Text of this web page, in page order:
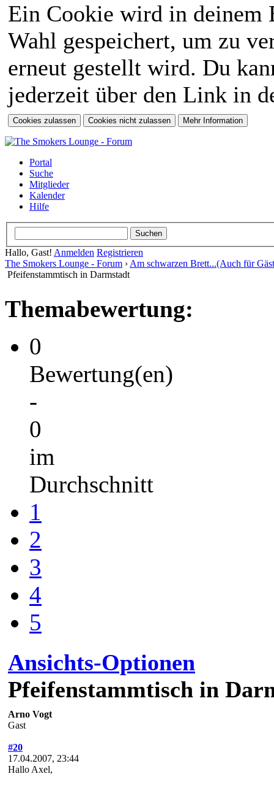
Ein Cookie wird in deinem
Wahl gespeichert, um zu
erneut gestellt wird. Du
jederzeit über den Link in
Portal
Suche
Mitglieder
Kalender
Hilfe
Hallo, Gast! Anmelden Registrieren
The Smokers Lounge - Forum › Am schwarzen Brett...(Auch für
Pfeifenstammtisch in Darmstadt
Themabewertung:
0
Bewertung(en)
-
0
im
Durchschnitt
1
2
3
4
5
Ansichts-Optionen
Pfeifenstammtisch in
Arno Vogt
Gast
#20
17.04.2007, 23:44
Hallo Axel,